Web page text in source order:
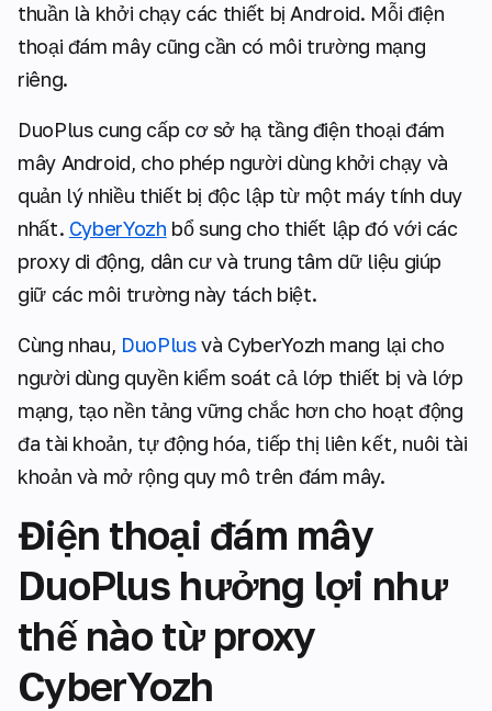
thuần là khởi chạy các thiết bị Android. Mỗi điện
thoại đám mây cũng cần có môi trường mạng
riêng.
DuoPlus cung cấp cơ sở hạ tầng điện thoại đám
mây Android, cho phép người dùng khởi chạy và
quản lý nhiều thiết bị độc lập từ một máy tính duy
nhất. CyberYozh bổ sung cho thiết lập đó với các
proxy di động, dân cư và trung tâm dữ liệu giúp
giữ các môi trường này tách biệt.
Cùng nhau, DuoPlusvà CyberYozh mang lại cho
người dùng quyền kiểm soát cả lớp thiết bị và lớp
mạng, tạo nền tảng vững chắc hơn cho hoạt động
đa tài khoản, tự động hóa, tiếp thị liên kết, nuôi tài
khoản và mở rộng quy mô trên đám mây.
Điện thoại đám mây
DuoPlus hưởng lợi như
thế nào từ proxy
CyberYozh